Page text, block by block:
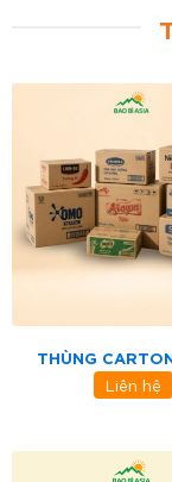
THÙNG
Liên hệ